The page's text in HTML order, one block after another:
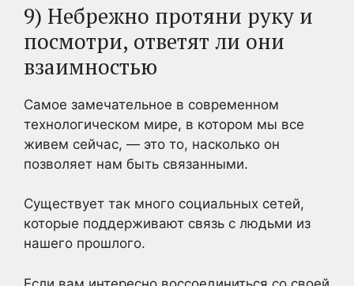
9) Небрежно протяни руку и
посмотри, ответят ли они
взаимностью
Самое замечательное в современном
технологическом мире, в котором мы все
живем сейчас, — это то, насколько он
позволяет нам быть связанными.
Существует так много социальных сетей,
которые поддерживают связь с людьми из
нашего прошлого.